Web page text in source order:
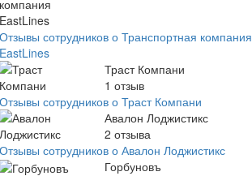
Отзывы сотрудников о Транспортная компания
EastLines
Траст Компани
1 отзыв
Отзывы сотрудников о Траст Компани
Авалон Лоджистикс
2 отзыва
Отзывы сотрудников о Авалон Лоджистикс
Горбуновъ